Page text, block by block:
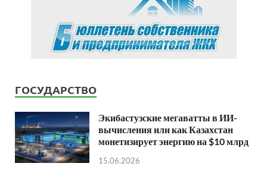
ГОСУДАРСТВО
Экибастузские мегаватты в ИИ-
вычисления или как Казахстан
монетизирует энергию на $10 млрд
15.06.2026